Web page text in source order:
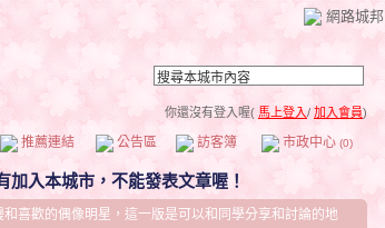
網路城邦
你還沒有登入喔( 馬上登入/ 加入會員)
推薦連結 公告區 訪客簿 市政中心 (0)
喜歡的偶像明星，這一版是可以和同學分享和討論的地